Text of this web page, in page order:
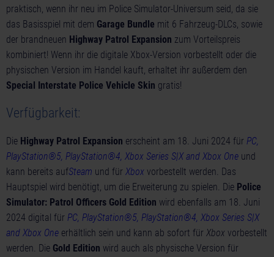
praktisch, wenn ihr neu im Police Simulator-Universum seid, da sie
das Basisspiel mit dem Garage Bundle mit 6 Fahrzeug-DLCs, sowie
der brandneuen Highway Patrol Expansion zum Vorteilspreis
kombiniert! Wenn ihr die digitale Xbox-Version vorbestellt oder die
physischen Version im Handel kauft, erhaltet ihr außerdem den
Special Interstate Police Vehicle Skin gratis!
Verfügbarkeit:
Die Highway Patrol Expansion erscheint am 18. Juni 2024 für PC,
PlayStation®5, PlayStation®4, Xbox Series S|X and Xbox One und
kann bereits aufSteam und für Xbox vorbestellt werden. Das
Hauptspiel wird benötigt, um die Erweiterung zu spielen. Die Police
Simulator: Patrol Officers Gold Edition wird ebenfalls am 18. Juni
2024 digital für PC, PlayStation®5, PlayStation®4, Xbox Series S|X
and Xbox One erhältlich sein und kann ab sofort für Xbox vorbestellt
werden. Die Gold Edition wird auch als physische Version für